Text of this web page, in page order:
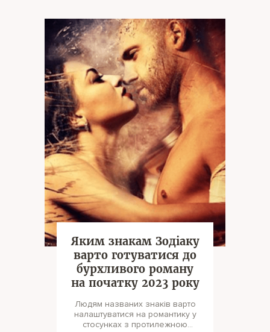
Яким знакам Зодіаку
варто готуватися до
бурхливого роману
на початку 2023 року
Людям названих знаків варто
налаштуватися на романтику у
стосунках з протилежною